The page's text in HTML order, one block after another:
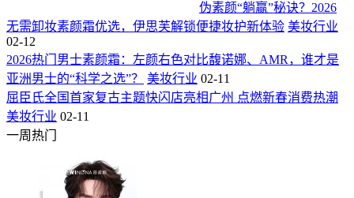
伪素颜“躺赢”秘诀？2026
无需卸妆素颜霜优选，伊思芙解锁便捷妆护新体验 美妆行业
02-12
2026热门男士素颜霜：左颜右色对比馥诺娜、AMR，谁才是
亚洲男士的“科学之选”？
美妆行业 02-11
屈臣氏全国首家复古主题快闪店亮相广州 点燃新春消费热潮
美妆行业 02-11
一周热门